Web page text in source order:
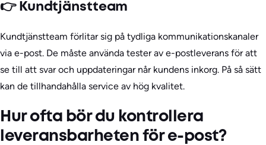
👉 Kundtjänstteam
Kundtjänstteam förlitar sig på tydliga kommunikationskanaler
via e-post. De måste använda tester av e-postleverans för att
se till att svar och uppdateringar når kundens inkorg. På så sätt
kan de tillhandahålla service av hög kvalitet.
Hur ofta bör du kontrollera
leveransbarheten för e-post?